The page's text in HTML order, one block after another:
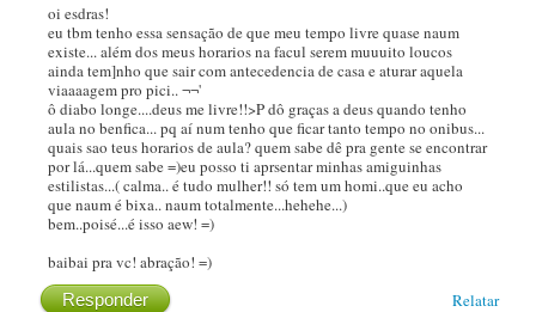
oi esdras!
eu tbm tenho essa sensação de que meu tempo livre quase naum
existe... além dos meus horarios na facul serem muuuito loucos
ainda tem]nho que sair com antecedencia de casa e aturar aquela
viaaaagem pro pici.. ¬¬'
ô diabo longe....deus me livre!!>P dô graças a deus quando tenho
aula no benfica... pq aí num tenho que ficar tanto tempo no onibus...
quais sao teus horarios de aula? quem sabe dê pra gente se encontrar
por lá...quem sabe =)eu posso ti aprsentar minhas amiguinhas
estilistas...( calma.. é tudo mulher!! só tem um homi..que eu acho
que naum é bixa.. naum totalmente...hehehe...)
bem..poisé...é isso aew! =)
baibai pra vc! abração! =)
Relatar
Responder